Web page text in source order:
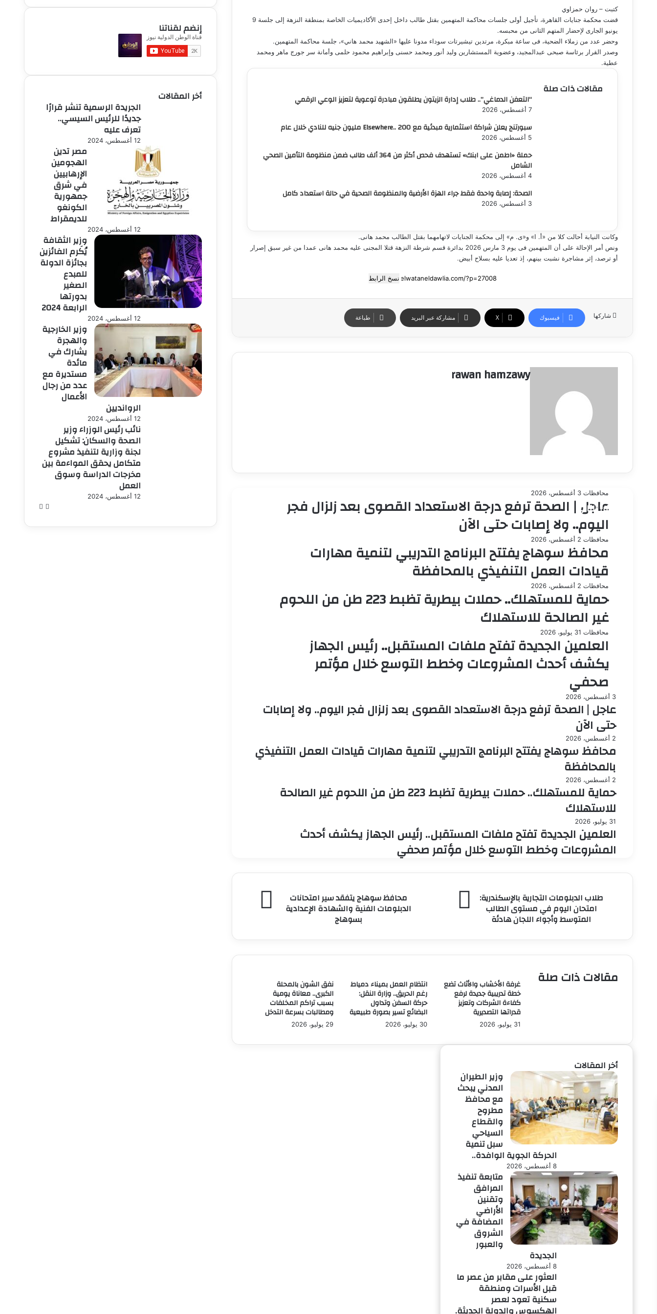
كتبت – روان حمزاوي
قضت محكمة جنايات القاهرة، تأجيل أولى جلسات محاكمة المتهمين بقتل طالب داخل إحدى الأكاديميات الخاصة بمنطقة النزهة إلى جلسة 9
يونيو الجارى لإحضار المتهم الثانى من محبسه.
وحضر عدد من زملاء الضحية، فى ساعة مبكرة، مرتدين تيشيرتات سوداء مدونا عليها «الشهيد محمد هاني»، جلسة محاكمة المتهمين.
وصدر القرار برئاسة صبحى عبدالمجيد، وعضوية المستشارين وليد أنور ومحمد حسنى وإبراهيم محمود حلمى وأمانة سر جورج ماهر ومحمد
عطية.
مقالات ذات صلة
“التعفن الدماغي”.. طلاب إدارة الزيتون يطلقون مبادرة توعوية لتعزيز الوعي الرقمي
7 أغسطس، 2026
سبورتنج يعلن شراكة استثمارية مبدئية مع Elsewhere.. 200 مليون جنيه للنادي خلال عام
5 أغسطس، 2026
حملة «اطمن على ابنك» تستهدف فحص أكثر من 364 ألف طالب ضمن منظومة التأمين الصحي
الشامل
4 أغسطس، 2026
الصحة: إصابة واحدة فقط جراء الهزة الأرضية والمنظومة الصحية في حالة استعداد كامل
3 أغسطس، 2026
وكانت النيابة أحالت كلا من «أ. ا» و«ى. م» إلى محكمة الجنايات لاتهامهما بقتل الطالب محمد هانى.
ونص أمر الإحالة على أن المتهمين فى يوم 3 مارس 2026 بدائرة قسم شرطة النزهة قتلا المجنى عليه محمد هانى عمدا من غير سبق إصرار
أو ترصد، إثر مشاجرة نشبت بينهم، إذ تعديا عليه بسلاح أبيض.
نسخ الرابط
شاركها فيسبوك ‫X مشاركة عبر البريد طباعة
rawan hamzawy
أقرأ التالي
محافظات 3 أغسطس، 2026
عاجل | الصحة ترفع درجة الاستعداد القصوى بعد زلزال فجر
اليوم.. ولا إصابات حتى الآن
محافظات 2 أغسطس، 2026
محافظ سوهاج يفتتح البرنامج التدريبي لتنمية مهارات
قيادات العمل التنفيذي بالمحافظة
محافظات 2 أغسطس، 2026
حماية للمستهلك.. حملات بيطرية تظبط 223 طن من اللحوم
غير الصالحة للاستهلاك
محافظات 31 يوليو، 2026
العلمين الجديدة تفتح ملفات المستقبل.. رئيس الجهاز
يكشف أحدث المشروعات وخطط التوسع خلال مؤتمر
صحفي
3 أغسطس، 2026
عاجل | الصحة ترفع درجة الاستعداد القصوى بعد زلزال فجر اليوم.. ولا إصابات
حتى الآن
2 أغسطس، 2026
محافظ سوهاج يفتتح البرنامج التدريبي لتنمية مهارات قيادات العمل التنفيذي
بالمحافظة
2 أغسطس، 2026
حماية للمستهلك.. حملات بيطرية تظبط 223 طن من اللحوم غير الصالحة
للاستهلاك
31 يوليو، 2026
العلمين الجديدة تفتح ملفات المستقبل.. رئيس الجهاز يكشف أحدث
المشروعات وخطط التوسع خلال مؤتمر صحفي
الدبلومات
بالإسكندرية:
في
الطالب
طلاب الدبلومات التجارية بالإسكندرية:
امتحان اليوم في مستوى الطالب
المتوسط وأجواء اللجان هادئة
الفنية
بسوهاج
محافظ سوهاج يتفقد سير امتحانات
الدبلومات الفنية والشهادة الإعدادية
بسوهاج
مقالات ذات صلة غرفة الأخشاب والأثاث تضع
خطة تدريبية جديدة لرفع
كفاءة الشركات وتعزيز
قدراتها التصديرية
31 يوليو، 2026
انتظام العمل بميناء دمياط
رغم الحريق.. وزارة النقل:
حركة السفن وتداول
البضائع تسير بصورة طبيعية
30 يوليو، 2026
نفق الشون بالمحلة
الكبرى.. معاناة يومية
بسبب تراكم المخلفات
ومطالبات بسرعة التدخل
29 يوليو، 2026
إنضم لقناتنا
أخر المقالات
الجريدة الرسمية تنشر قرارًا
جديدًا للرئيس السيسي..
تعرف عليه
12 أغسطس، 2024
مصر تدين
الهجومين
الإرهابيين
في شرق
جمهورية
الكونغو
للديمقراط
12 أغسطس، 2024
وزير الثقافة
يُكَرم الفائزين
بجائزة الدولة
للمبدع
الصغير
بدورتها
الرابعة 2024
12 أغسطس، 2024
وزير الخارجية
والهجرة
يشارك في
مائدة
مستديرة مع
عدد من رجال
الأعمال
الروانديين
12 أغسطس، 2024
نائب رئيس الوزراء وزير
الصحة والسكان: تشكيل
لجنة وزارية لتنفيذ مشروع
متكامل يحقق المواءمة بين
مخرجات الدراسة وسوق
العمل
12 أغسطس، 2024
الصفحة
أخر المقالات
وزير الطيران
المدني يبحث
مع محافظ
مطروح
والقطاع
السياحي
سبل تنمية
الحركة الجوية الوافدة..
8 أغسطس، 2026
متابعة تنفيذ
المرافق
وتقنين
الأراضي
المضافة في
الشروق
والعبور
الجديدة
8 أغسطس، 2026
العثور على مقابر من عصر ما
قبل الأسرات ومنطقة
سكنية تعود لعصر
الهكسوس والدولة الحديثة.